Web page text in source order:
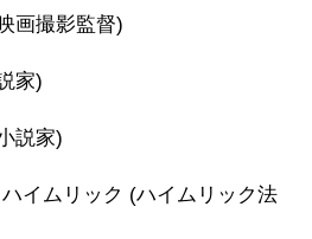
画撮影監督)
家)
説家)
イムリック (ハイムリック法